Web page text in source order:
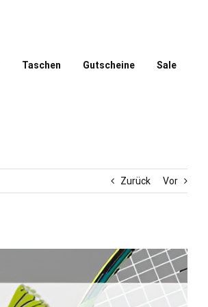
Taschen Gutscheine Sale
Zurück Vor